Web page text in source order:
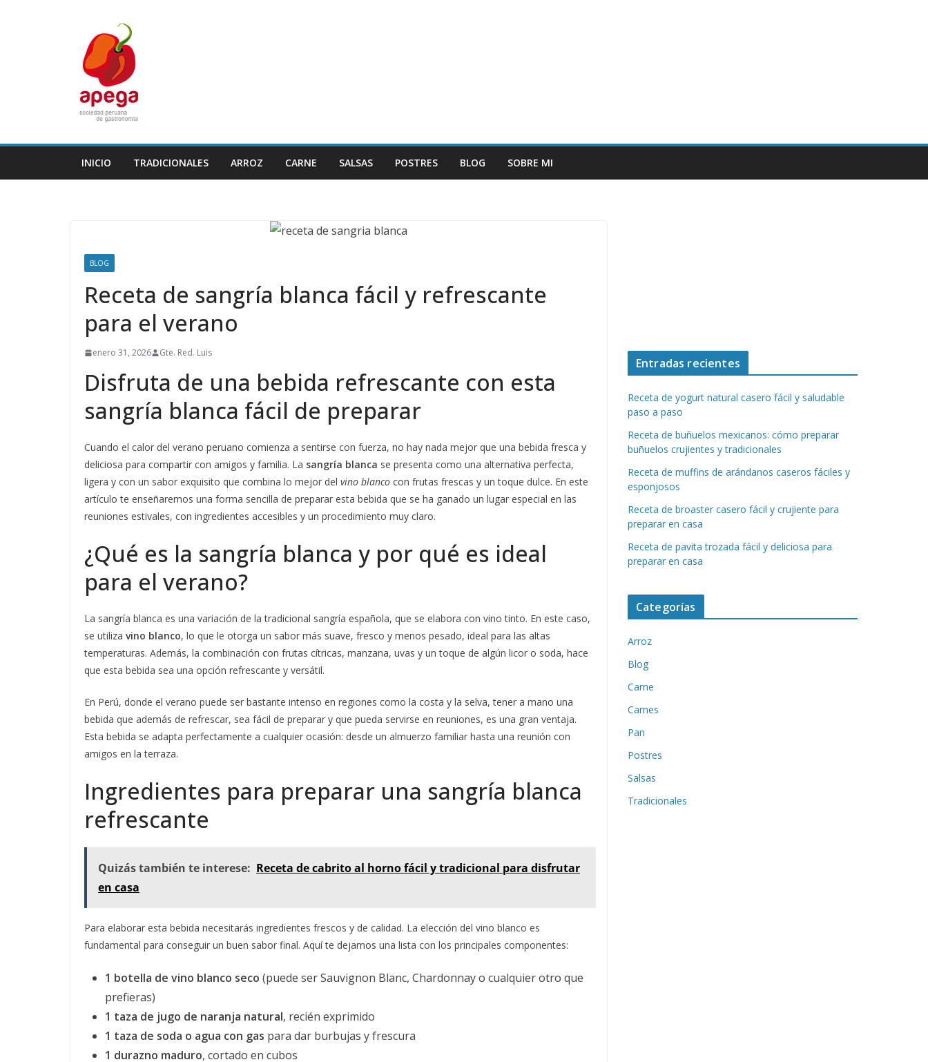
INICIO TRADICIONALES ARROZ CARNE SALSAS POSTRES BLOG SOBRE MI
BLOG
Receta de sangría blanca fácil y refrescante
para el verano
enero 31, 2026 Gte. Red. Luis
Disfruta de una bebida refrescante con esta
sangría blanca fácil de preparar
Cuando el calor del verano peruano comienza a sentirse con fuerza, no hay nada mejor que una bebida fresca y
deliciosa para compartir con amigos y familia. La sangría blanca se presenta como una alternativa perfecta,
ligera y con un sabor exquisito que combina lo mejor del vino blanco con frutas frescas y un toque dulce. En este
artículo te enseñaremos una forma sencilla de preparar esta bebida que se ha ganado un lugar especial en las
reuniones estivales, con ingredientes accesibles y un procedimiento muy claro.
¿Qué es la sangría blanca y por qué es ideal
para el verano?
La sangría blanca es una variación de la tradicional sangría española, que se elabora con vino tinto. En este caso,
se utiliza vino blanco, lo que le otorga un sabor más suave, fresco y menos pesado, ideal para las altas
temperaturas. Además, la combinación con frutas cítricas, manzana, uvas y un toque de algún licor o soda, hace
que esta bebida sea una opción refrescante y versátil.
En Perú, donde el verano puede ser bastante intenso en regiones como la costa y la selva, tener a mano una
bebida que además de refrescar, sea fácil de preparar y que pueda servirse en reuniones, es una gran ventaja.
Esta bebida se adapta perfectamente a cualquier ocasión: desde un almuerzo familiar hasta una reunión con
amigos en la terraza.
Ingredientes para preparar una sangría blanca
refrescante
Quizás también te interese: Receta de cabrito al horno fácil y tradicional para disfrutar
en casa
Para elaborar esta bebida necesitarás ingredientes frescos y de calidad. La elección del vino blanco es
fundamental para conseguir un buen sabor final. Aquí te dejamos una lista con los principales componentes:
1 botella de vino blanco seco (puede ser Sauvignon Blanc, Chardonnay o cualquier otro que
prefieras)
1 taza de jugo de naranja natural, recién exprimido
1 taza de soda o agua con gas para dar burbujas y frescura
1 durazno maduro, cortado en cubos
Entradas recientes
Receta de yogurt natural casero fácil y saludable
paso a paso
Receta de buñuelos mexicanos: cómo preparar
buñuelos crujientes y tradicionales
Receta de muffins de arándanos caseros fáciles y
esponjosos
Receta de broaster casero fácil y crujiente para
preparar en casa
Receta de pavita trozada fácil y deliciosa para
preparar en casa
Categorías
Arroz
Blog
Carne
Carnes
Pan
Postres
Salsas
Tradicionales